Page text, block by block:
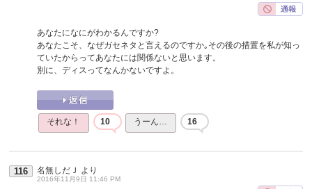
あなたになにがわかるんですか?
あなたこそ、なぜガセネタと言えるのですか｡その後の措置を私が知っ
ていたからってあなたには関係ないと思います。
別に、ディスってなんかないですよ。
それな！ 10 うーん… 16
116 名無しだＪ より
2016年11月9日 11:46 PM